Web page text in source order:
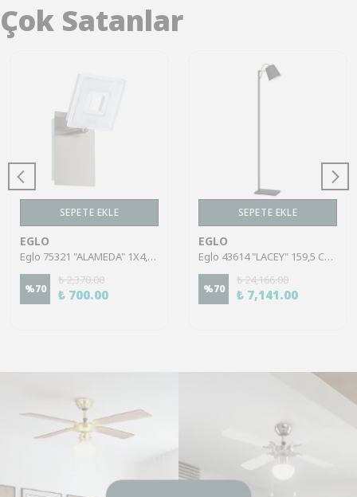
Çok Satanlar
SEPETE EKLE
EGLO
Eglo 75321 "ALAMEDA" 1X4,5W Çelik Nikel Mat Sıva Üstü Spot
%70
₺ 2,370.00
₺ 700.00
SEPETE EKLE
EGLO
Eglo 43614 "LACEY" 159,5 Cm Yüksekliğinde Çelik, Ahşap Köşe Lambası Lambader
%70
₺ 24,166.00
₺ 7,141.00